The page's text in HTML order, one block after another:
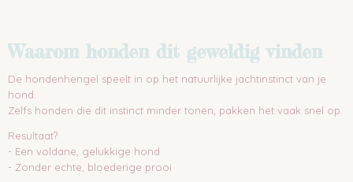
Waarom honden dit geweldig vinden
De hondenhengel speelt in op het natuurlijke jachtinstinct van je
hond.
Zelfs honden die dit instinct minder tonen, pakken het vaak snel op.
Resultaat?
- Een voldane, gelukkige hond
- Zonder echte, bloederige prooi